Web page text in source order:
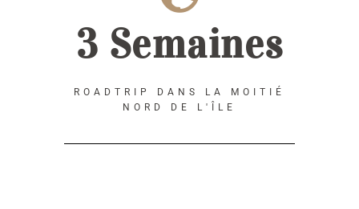
3 Semaines
ROADTRIP DANS LA MOITIÉ
NORD DE L'ÎLE